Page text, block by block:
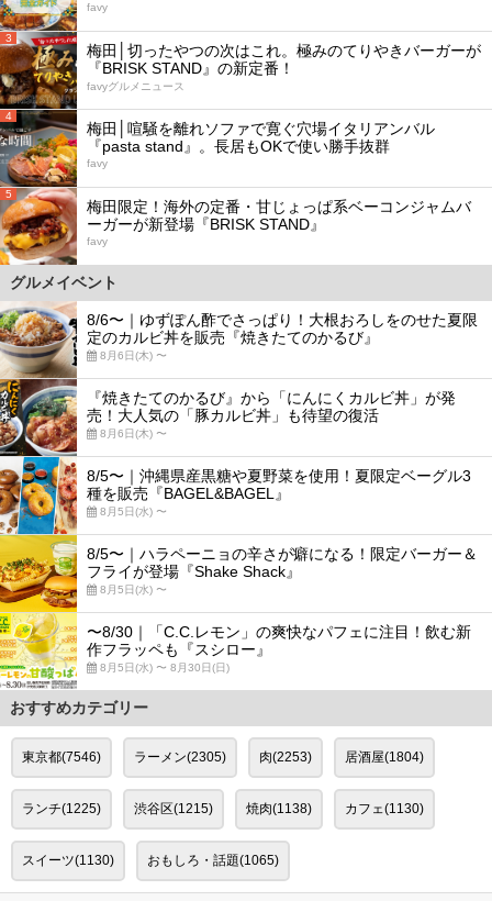
favy
3
梅田│切ったやつの次はこれ。極みのてりやきバーガーが
『BRISK STAND』の新定番！
favyグルメニュース
4
梅田│喧騒を離れソファで寛ぐ穴場イタリアンバル
『pasta stand』。長居もOKで使い勝手抜群
favy
5
梅田限定！海外の定番・甘じょっぱ系ベーコンジャムバ
ーガーが新登場『BRISK STAND』
favy
グルメイベント
8/6〜｜ゆずぽん酢でさっぱり！大根おろしをのせた夏限
定のカルビ丼を販売『焼きたてのかるび』
8月6日(木) 〜
『焼きたてのかるび』から「にんにくカルビ丼」が発
売！大人気の「豚カルビ丼」も待望の復活
8月6日(木) 〜
8/5〜｜沖縄県産黒糖や夏野菜を使用！夏限定ベーグル3
種を販売『BAGEL&BAGEL』
8月5日(水) 〜
8/5〜｜ハラペーニョの辛さが癖になる！限定バーガー＆
フライが登場『Shake Shack』
8月5日(水) 〜
〜8/30｜「C.C.レモン」の爽快なパフェに注目！飲む新
作フラッペも『スシロー』
8月5日(水) 〜 8月30日(日)
おすすめカテゴリー
東京都(7546) ラーメン(2305) 肉(2253) 居酒屋(1804)
ランチ(1225) 渋谷区(1215) 焼肉(1138) カフェ(1130)
スイーツ(1130) おもしろ・話題(1065)